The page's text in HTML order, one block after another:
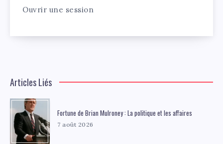
Ouvrir une session
Articles Liés
Fortune de Brian Mulroney : La politique et les affaires
7 août 2026